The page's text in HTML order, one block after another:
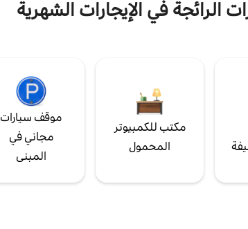
الرائجة في الإيجارات الشهرية
مكتب للكمبيوتر
المحمول
موقف سيارات
مجاني في
المبنى